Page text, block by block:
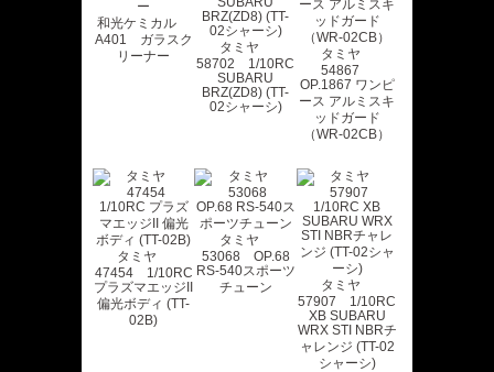
和光ケミカル
A401 ガラスク
リーナー
タミヤ
58702 1/10RC
SUBARU
BRZ(ZD8) (TT-
02シャーシ)
タミヤ
54867
OP.1867 ワンピ
ース アルミスキ
ッドガード
（WR-02CB）
タミヤ
47454 1/10RC
プラズマエッジII
偏光ボディ (TT-
02B)
タミヤ
53068 OP.68
RS-540スポーツ
チューン
タミヤ
57907 1/10RC
XB SUBARU
WRX STI NBRチ
ャレンジ (TT-02
シャーシ)